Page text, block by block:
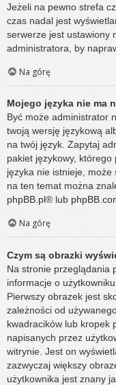
Jeżeli na pewno strefa
czas nadal jest
serwerze jest ustawiony
administratora, by
Na górę
Mojego języka nie ma
Być może administrator
twoją wersję językową
na twój język. Zapytaj
pakiet językowy,
języka nie istnieje,
na ten temat można
phpBB.pl® lub
Na górę
Czym są obrazki
Na stronie przeglądania
informacje o
Pierwszy obrazek jest
zależności od
kwadracików lub kropek
napisanych przez
witrynie. Jest on
zazwyczaj większy
użytkownika jest znany